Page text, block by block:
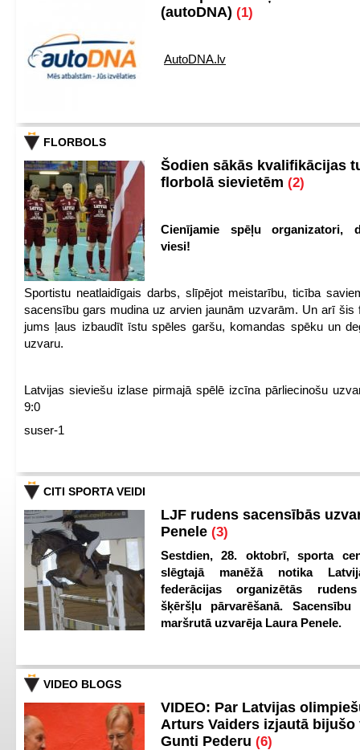
(autoDNA) (1)
AutoDNA.lv
FLORBOLS
Šodien sākās kvalifikācijas
florbolā sievietēm (2)
Cienījamie spēļu organizatori,
viesi!
Sportistu neatlaidīgais darbs, slīpējot meistarību, ticība
sacensību gars mudina uz arvien jaunām uzvarām. Un arī šis
jums ļaus izbaudīt īstu spēles garšu, komandas spēku un
uzvaru.
Latvijas sieviešu izlase pirmajā spēlē izcīna pārliecinošu
9:0
suser-1
CITI SPORTA VEIDI
LJF rudens sacensībās
Penele (3)
Sestdien, 28. oktobrī, sporta
slēgtajā manēžā notika
federācijas organizētās
šķēršļu pārvarēšanā. Sacensību
maršrutā uzvarēja Laura Penele.
VIDEO BLOGS
VIDEO: Par Latvijas
Arturs Vaiders izjautā bijušo
Gunti Pederu (6)